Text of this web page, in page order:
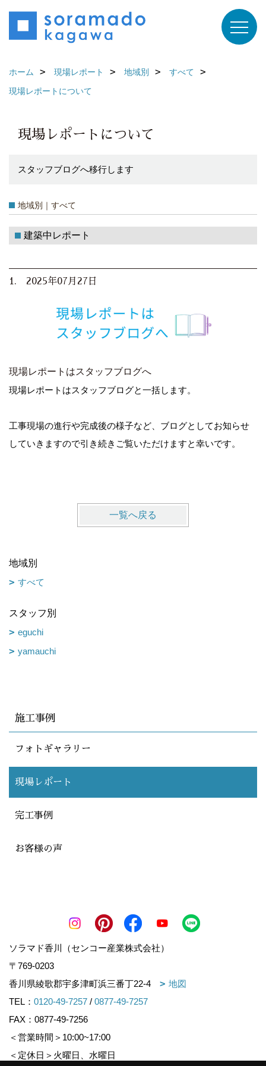
ホーム 現場レポート 地域別
すべて
現場レポートについて
現場レポートについて
スタッフブログへ移行します
地域別｜すべて
建築中レポート
1. 2025年07月27日
現場レポートはスタッフブログへ
現場レポートはスタッフブログと一括します。
工事現場の進行や完成後の様子など、ブログとしてお知らせ
していきますので引き続きご覧いただけますと幸いです。
一覧へ戻る
地域別
すべて
スタッフ別
eguchi
yamauchi
施工事例
フォトギャラリー
現場レポート
完工事例
お客様の声
ソラマド香川（センコー産業株式会社）
〒769-0203
香川県綾歌郡宇多津町浜三番丁22-4
地図
TEL： 0120-49-7257 / 0877-49-7257
FAX：0877-49-7256
＜営業時間＞10:00~17:00
＜定休日＞火曜日、水曜日